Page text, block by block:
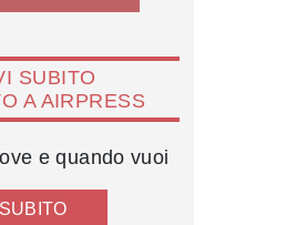
SUBITO
A AIRPRESS
e quando vuoi